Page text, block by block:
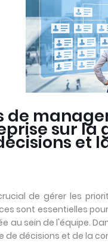
de
sur la
et
de gérer les
sont essentielles
au sein de l'équipe.
de décisions et de la